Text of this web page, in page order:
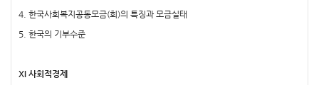
4. 한국사회복지공동모금(회)의 특징과 모금실태
5. 한국의 기부수준
XI 사회적경제